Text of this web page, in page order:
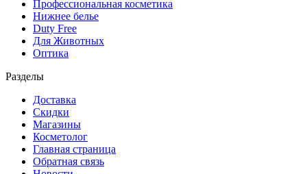
Профессиональная косметика
Нижнее белье
Duty Free
Для Животных
Оптика
Разделы
Доставка
Скидки
Магазины
Косметолог
Главная страница
Обратная связь